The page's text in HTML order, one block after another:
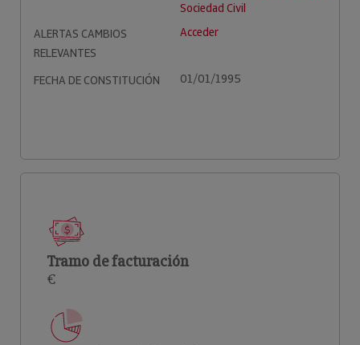
Sociedad Civil
ALERTAS CAMBIOS
RELEVANTES
Acceder
FECHA DE CONSTITUCIÓN 01/01/1995
Tramo de facturación
€